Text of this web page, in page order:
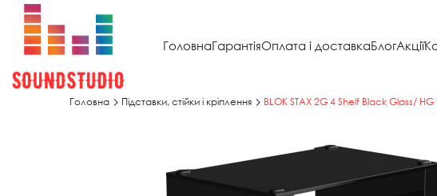
ГоловнаГарантіяОплата і доставкаБлогАкції
Головна Підставки, стійки і кріплення BLOK STAX 2G 4 Shelf Black Glass/